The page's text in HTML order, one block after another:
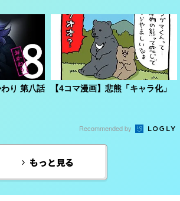
り 第八話
【4コマ漫画】悲熊「キャラ化」
Recommended by
もっと見る